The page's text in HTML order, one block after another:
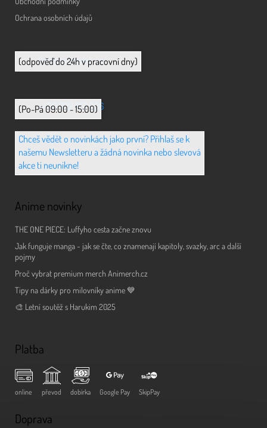
Ochrana osobních údajů
info@animerch.cz
(odpověď do 24h v pracovní dny)
+420 702 851 036
(Po-Pá 09:00 - 15:00)
Chceš vědět o novinkách jako první? Přihlaš se k
našemu Newsletteru a žádná novinka nebo slevová
akce ti neunikne!
Anime novinky
THE ONE PIECE: Luffyho cesta začne znovu
Jak funguje manga - jak se čte, co znamenají kapitoly, svazky, arc a další
pojmy
Proč vybrat premium merch Animerch.cz
Tipy na dárky pro milovníky anime 💙
🎨 Letní soutěž s Harukim 2025
Platba
online převod dobírka Google Pay SkipPay
Doprava